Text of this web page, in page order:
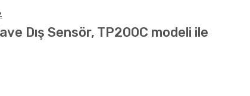
Dış Sensör, TP200C modeli ile